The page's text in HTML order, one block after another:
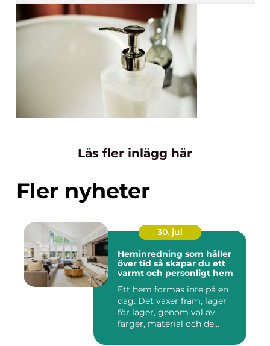
Läs fler inlägg här
Fler nyheter
30. jul
Heminredning som håller
över tid så skapar du ett
varmt och personligt hem
Ett hem formas inte på en
dag. Det växer fram, lager
för lager, genom val av
färger, material och de...